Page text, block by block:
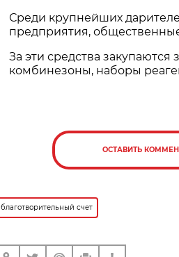
Среди крупнейших
предприятия,
За эти средства
комбинезоны, наборы
ОСТАВИТЬ
благотворительный счет